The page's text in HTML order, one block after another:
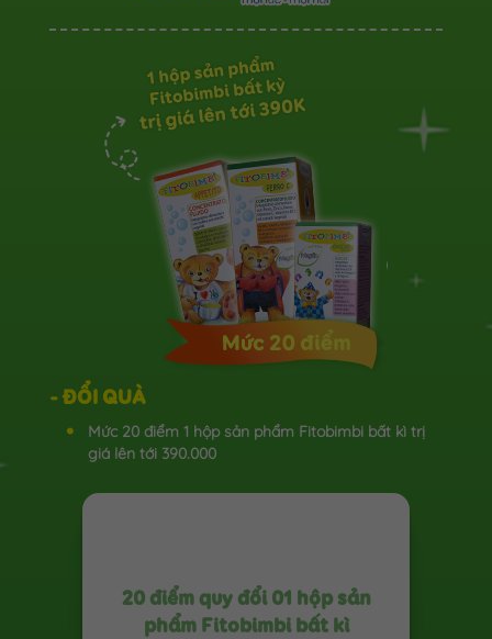
- ĐỔI QUÀ
Mức 20 điểm 1 hộp sản phẩm Fitobimbi bất kì trị
giá lên tới 390.000
20 điểm quy đổi 01 hộp sản
phẩm Fitobimbi bất kì